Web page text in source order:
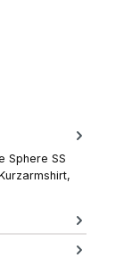
Sphere SS